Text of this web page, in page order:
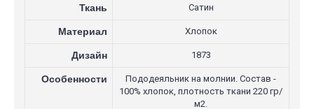
Ткань Сатин
Материал Хлопок
Дизайн 1873
Особенности
Пододеяльник на молнии. Состав -
100% хлопок, плотность ткани 220 гр/
м2.